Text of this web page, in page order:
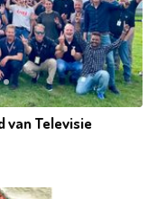
van Televisie